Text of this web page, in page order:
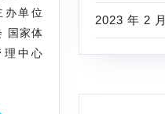
办单位
国家体
中心
2023 年 2 月